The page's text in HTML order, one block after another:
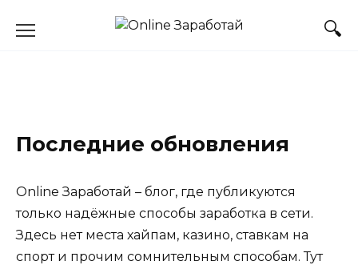
Последние обновления
Online Заработай – блог, где публикуются
только надёжные способы заработка в сети.
Здесь нет места хайпам, казино, ставкам на
спорт и прочим сомнительным способам. Тут